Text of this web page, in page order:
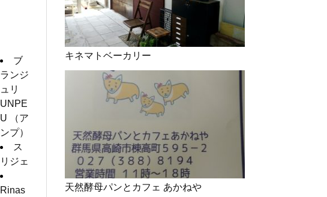
ブ
ランジ
ュリ
UNPE
U （ア
ンプ）
ス
リジェ
Rinas
キネマトベーカリー
天然酵母パンとカフェ あかねや